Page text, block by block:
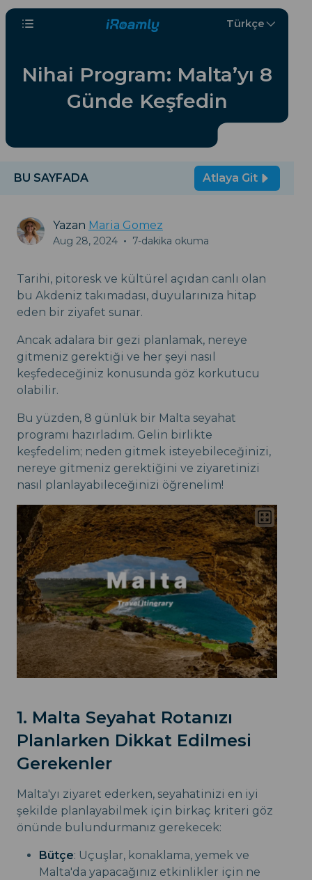
Türkçe
Nihai Program: Malta’yı 8
Günde Keşfedin
BU SAYFADA Atlaya Git
Yazan Maria Gomez
Aug 28, 2024 • 7-dakika okuma
Tarihi, pitoresk ve kültürel açıdan canlı olan
bu Akdeniz takımadası, duyularınıza hitap
eden bir ziyafet sunar.
Ancak adalara bir gezi planlamak, nereye
gitmeniz gerektiği ve her şeyi nasıl
keşfedeceğiniz konusunda göz korkutucu
olabilir.
Bu yüzden, 8 günlük bir Malta seyahat
programı hazırladım. Gelin birlikte
keşfedelim; neden gitmek isteyebileceğinizi,
nereye gitmeniz gerektiğini ve ziyaretinizi
nasıl planlayabileceğinizi öğrenelim!
1. Malta Seyahat Rotanızı
Planlarken Dikkat Edilmesi
Gerekenler
Malta'yı ziyaret ederken, seyahatinizi en iyi
şekilde planlayabilmek için birkaç kriteri göz
önünde bulundurmanız gerekecek:
Bütçe: Uçuşlar, konaklama, yemek ve
Malta'da yapacağınız etkinlikler için ne